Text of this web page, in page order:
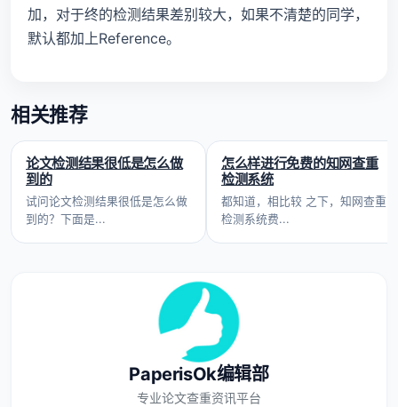
加，对于终的检测结果差别较大，如果不清楚的同学，
默认都加上Reference。
相关推荐
论文检测结果很低是怎么做
到的
试问论文检测结果很低是怎么做
到的？下面是...
怎么样进行免费的知网查重
检测系统
都知道，相比较 之下，知网查重
检测系统费...
PaperisOk编辑部
专业论文查重资讯平台